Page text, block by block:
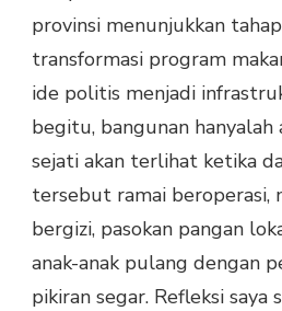
provinsi menunjukkan
transformasi program
ide politis menjadi
begitu, bangunan hanyalah
sejati akan terlihat ketika
tersebut ramai beroperasi,
bergizi, pasokan pangan
anak-anak pulang dengan
pikiran segar. Refleksi saya